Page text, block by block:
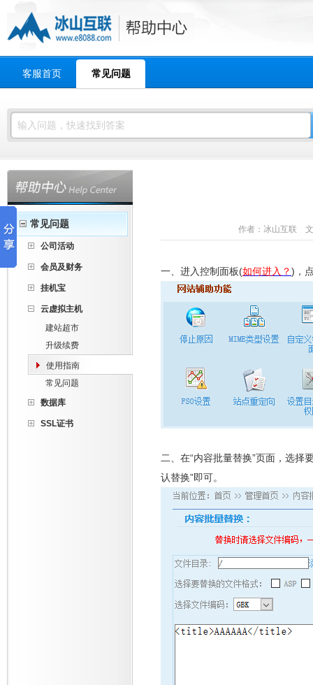
客服首页 常见问题
常见问题
公司活动
会员及财务
挂机宝
云虚拟主机
建站超市
升级续费
使用指南
常见问题
数据库
SSL证书
作者：冰山互联
一、进入控制面板(如何进入？)，
二、在“内容批量替换”页面，选择
认替换”即可。